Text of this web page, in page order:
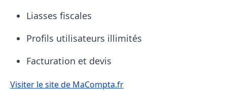
Liasses fiscales
Profils utilisateurs illimités
Facturation et devis
Visiter le site de MaCompta.fr